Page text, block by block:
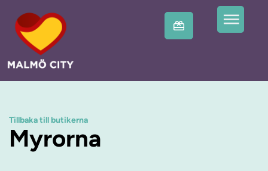
Tillbaka till butikerna
Myrorna